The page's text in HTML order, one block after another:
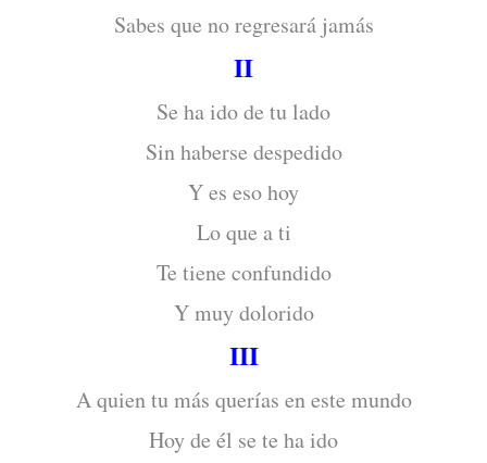
Sabes que no regresará jamás
II
Se ha ido de tu lado
Sin haberse despedido
Y es eso hoy
Lo que a ti
Te tiene confundido
Y muy dolorido
III
A quien tu más querías en este mundo
Hoy de él se te ha ido